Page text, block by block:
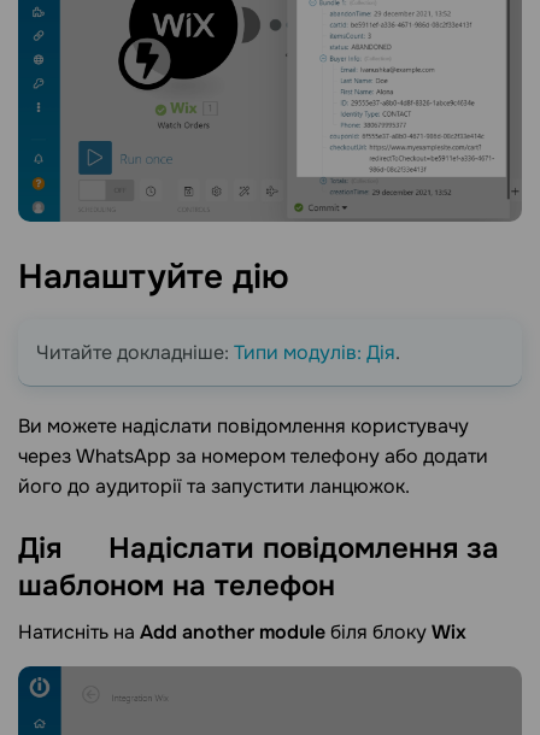
Налаштуйте дію
Читайте докладніше: Типи модулів: Дія.
Ви можете надіслати повідомлення користувачу
через WhatsApp за номером телефону або додати
його до аудиторії та запустити ланцюжок.
Дія
Надіслати повідомлення за
шаблоном на телефон
Натисніть на Add another moduleбіля блокуWix